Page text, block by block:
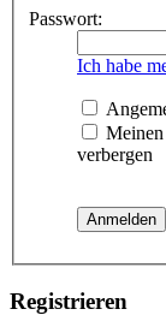
Passwort:
Ich habe
verbergen
Registrieren